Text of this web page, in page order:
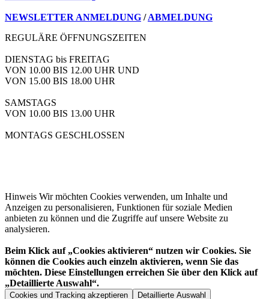
NEWSLETTER ANMELDUNG /ABMELDUNG
REGULÄRE ÖFFNUNGSZEITEN
DIENSTAG bis FREITAG
VON 10.00 BIS 12.00 UHR UND
VON 15.00 BIS 18.00 UHR
SAMSTAGS
VON 10.00 BIS 13.00 UHR
MONTAGS GESCHLOSSEN
Hinweis Wir möchten Cookies verwenden, um Inhalte und
Anzeigen zu personalisieren, Funktionen für soziale Medien
anbieten zu können und die Zugriffe auf unsere Website zu
analysieren.
Beim Klick auf „Cookies aktivieren“ nutzen wir Cookies. Sie
können die Cookies auch einzeln aktivieren, wenn Sie das
möchten. Diese Einstellungen erreichen Sie über den Klick auf
„Detaillierte Auswahl“.
Cookies und Tracking akzeptieren Detaillierte Auswahl